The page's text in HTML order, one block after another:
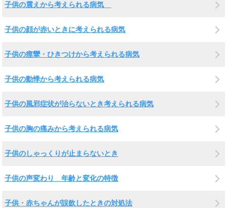
子供の震えから考えられる病気
子供の顔が赤いときに考えられる病気
子供の痙攣・ひきつけから考えられる病気
子供の動悸から考えられる病気
子供の風邪症状が治らないとき考えられる病気
子供の胸の痛みから考えられる病気
子供のしゃっくりが止まらないとき
子供の声変わり 年齢と変化の特徴
子供・赤ちゃんが誤飲したときの対処法